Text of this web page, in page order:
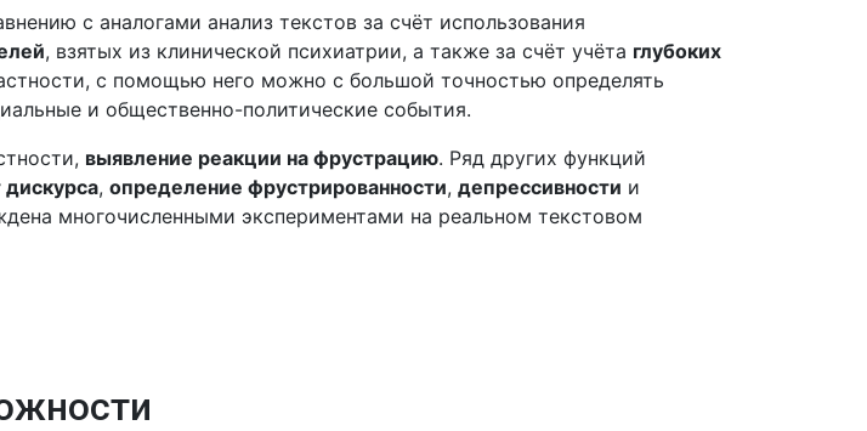
с аналогами анализ текстов за счёт использования
, взятых из клинической психиатрии, а также за счёт учёта глубоких
с помощью него можно с большой точностью определять
и общественно-политические события.
выявление реакции на фрустрацию. Ряд других функций
дискурса, определение фрустрированности, депрессивности и
многочисленными экспериментами на реальном текстовом